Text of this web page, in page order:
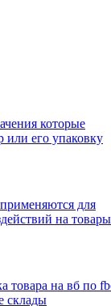
которые
или его упаковку
для
на товары
товара на вб по
склады